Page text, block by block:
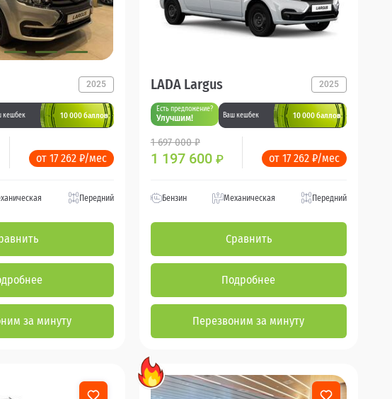
2025
кешбек 10 000 баллов
от 17 262 ₽/мес
Передний
за минуту
LADA Largus 2025
Есть предложение?
Улучшим! Ваш кешбек 10 000 баллов
1 697 000 ₽
1 197 600 ₽ от 17 262 ₽/мес
Бензин Механическая Передний
Сравнить
Подробнее
Перезвоним за минуту